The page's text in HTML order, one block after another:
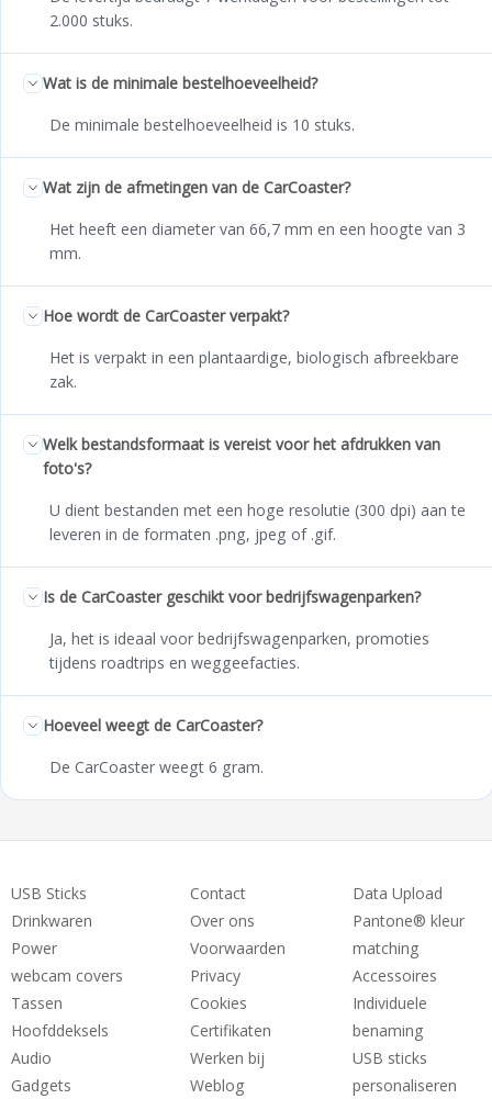
2.000 stuks.
Wat is de minimale bestelhoeveelheid?
De minimale bestelhoeveelheid is 10 stuks.
Wat zijn de afmetingen van de CarCoaster?
Het heeft een diameter van 66,7 mm en een hoogte van 3
mm.
Hoe wordt de CarCoaster verpakt?
Het is verpakt in een plantaardige, biologisch afbreekbare
zak.
Welk bestandsformaat is vereist voor het afdrukken van
foto's?
U dient bestanden met een hoge resolutie (300 dpi) aan te
leveren in de formaten .png, jpeg of .gif.
Is de CarCoaster geschikt voor bedrijfswagenparken?
Ja, het is ideaal voor bedrijfswagenparken, promoties
tijdens roadtrips en weggeefacties.
Hoeveel weegt de CarCoaster?
De CarCoaster weegt 6 gram.
USB Sticks
Drinkwaren
Power
webcam covers
Tassen
Hoofddeksels
Audio
Gadgets
Contact
Over ons
Voorwaarden
Privacy
Cookies
Certifikaten
Werken bij
Weblog
Data Upload
Pantone® kleur
matching
Accessoires
Individuele
benaming
USB sticks
personaliseren